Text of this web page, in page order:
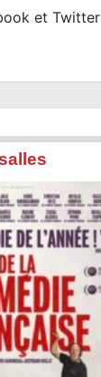
et Twitter